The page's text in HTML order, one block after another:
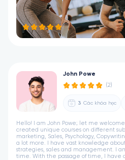
John Powe
(2)
3 Các khóa học
Hello! I am John Powe; let me
created unique courses on different
marketing, Sales, Psychology,
a lot more. I have vast knowledge
strategies, sales and management. I
time. With the passage of time, I have